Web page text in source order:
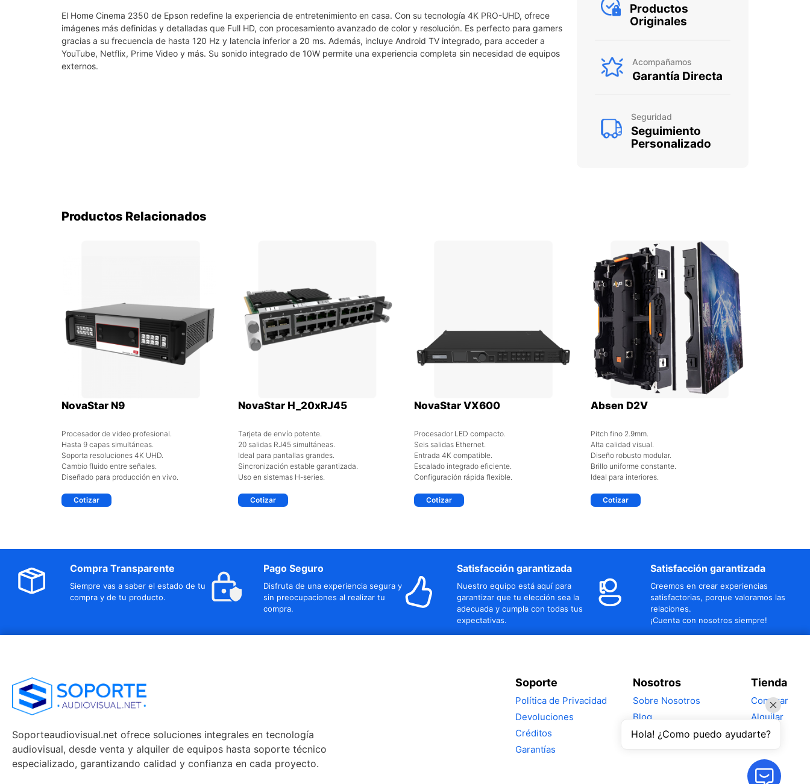
El Home Cinema 2350 de Epson redefine la experiencia de entretenimiento en casa. Con su tecnología 4K PRO-UHD, ofrece
imágenes más definidas y detalladas que Full HD, con procesamiento avanzado de color y resolución. Es perfecto para gamers
gracias a su frecuencia de hasta 120 Hz y latencia inferior a 20 ms. Además, incluye Android TV integrado, para acceder a
YouTube, Netflix, Prime Video y más. Su sonido integrado de 10W permite una experiencia completa sin necesidad de equipos
externos.
Productos
Originales
Acompañamos
Garantía Directa
Seguridad
Seguimiento
Personalizado
Productos Relacionados
NovaStar N9
Procesador de video profesional.
Hasta 9 capas simultáneas.
Soporta resoluciones 4K UHD.
Cambio fluido entre señales.
Diseñado para producción en vivo.
Cotizar
NovaStar H_20xRJ45
Tarjeta de envío potente.
20 salidas RJ45 simultáneas.
Ideal para pantallas grandes.
Sincronización estable garantizada.
Uso en sistemas H-series.
Cotizar
NovaStar VX600
Procesador LED compacto.
Seis salidas Ethernet.
Entrada 4K compatible.
Escalado integrado eficiente.
Configuración rápida flexible.
Cotizar
Absen D2V
Pitch fino 2.9mm.
Alta calidad visual.
Diseño robusto modular.
Brillo uniforme constante.
Ideal para interiores.
Cotizar
Compra Transparente
Siempre vas a saber el estado de tu
compra y de tu producto.
Pago Seguro
Disfruta de una experiencia segura y
sin preocupaciones al realizar tu
compra.
Satisfacción garantizada
Nuestro equipo está aquí para
garantizar que tu elección sea la
adecuada y cumpla con todas tus
expectativas.
Satisfacción garantizada
Creemos en crear experiencias
satisfactorias, porque valoramos las
relaciones.
¡Cuenta con nosotros siempre!
Soporteaudiovisual.net ofrece soluciones integrales en tecnología
audiovisual, desde venta y alquiler de equipos hasta soporte técnico
especializado, garantizando calidad y confianza en cada proyecto.
Soporte
Política de Privacidad
Devoluciones
Créditos
Garantías
Nosotros
Sobre Nosotros
Blog
Tienda
Comprar
Alquilar
Hola! ¿Como puedo ayudarte?